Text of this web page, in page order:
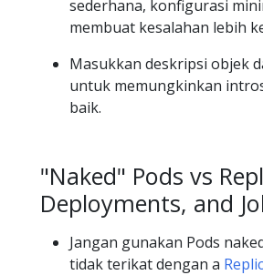
sederhana, konfigurasi
membuat kesalahan lebih
Masukkan deskripsi objek
untuk memungkinkan
baik.
"Naked" Pods vs
Deployments, and
Jangan gunakan Pods
tidak terikat dengan a